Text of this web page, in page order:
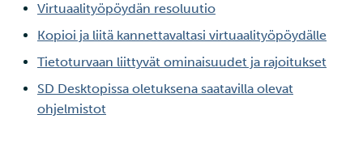
Virtuaalityöpöydän resoluutio
Kopioi ja liitä kannettavaltasi virtuaalityöpöydälle
Tietoturvaan liittyvät ominaisuudet ja rajoitukset
SD Desktopissa oletuksena saatavilla olevat
ohjelmistot